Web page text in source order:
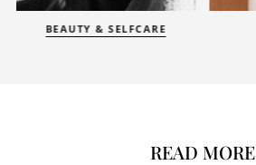
BEAUTY & SELFCARE
READ MORE